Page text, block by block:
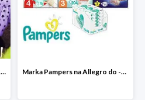
Świąteczne okazje - Barbie na Allegro do -40% Marka Pampers na Allegro do -35%